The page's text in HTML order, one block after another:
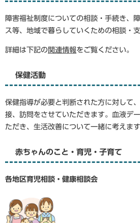
障害福祉制度についての相談・手続き、
ス等、地域で暮らしていくための相談・
詳細は下記の 関連情報をご覧ください。
保健活動
保健指導が必要と判断された方に対して
接、訪問をさせていただきます。血液デ
ただき、生活改善について一緒に考えます
赤ちゃんのこと・育児・子育て
各地区育児相談・健康相談会